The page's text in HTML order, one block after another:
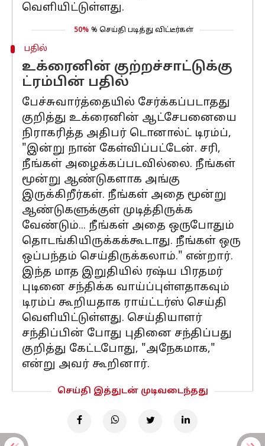
வெளியிட்டுள்ளது.
50% % செய்தி படித்து விட்டீர்கள்
பதில்
உக்ரைனின் குற்றச்சாட்டுக்கு
ட்ரம்பின் பதில்
பேச்சுவார்த்தையில் சேர்க்கப்படாதது
குறித்து உக்ரைனின் ஆட்சேபனையை
நிராகரித்த அதிபர் டொனால்ட் டிரம்ப்,
"இன்று நான் கேள்விப்பட்டேன். சரி,
நீங்கள் அழைக்கப்படவில்லை. நீங்கள்
மூன்று ஆண்டுகளாக அங்கு
இருக்கிறீர்கள். நீங்கள் அதை மூன்று
ஆண்டுகளுக்குள் முடித்திருக்க
வேண்டும்... நீங்கள் அதை ஒருபோதும்
தொடங்கியிருக்கக்கூடாது. நீங்கள் ஒரு
ஒப்பந்தம் செய்திருக்கலாம்." என்றார்.
இந்த மாத இறுதியில் ரஷ்ய பிரதமர்
புடினை சந்திக்க வாய்ப்புள்ளதாகவும்
டிரம்ப் கூறியதாக ராய்ட்டர்ஸ் செய்தி
வெளியிட்டுள்ளது. செய்தியாளர்
சந்திப்பின் போது புதினை சந்திப்பது
குறித்து கேட்டபோது, ​​"அநேகமாக,"
என்று அவர் கூறினார்.
செய்தி இத்துடன் முடிவடைந்தது